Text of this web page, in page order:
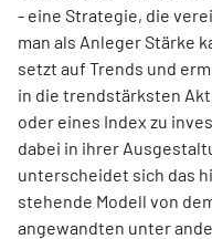
- eine Strategie, die
man als Anleger Stärke
setzt auf Trends und
in die trendstärksten
oder eines Index zu
dabei in ihrer
unterscheidet sich das
stehende Modell von
angewandten unter